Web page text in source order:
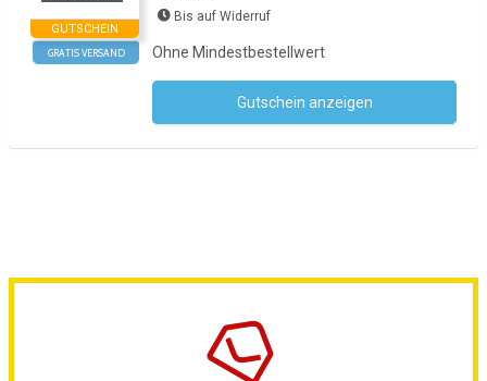
GUTSCHEIN
GRATIS VERSAND
Bis auf Widerruf
Ohne Mindestbestellwert
Gutschein anzeigen